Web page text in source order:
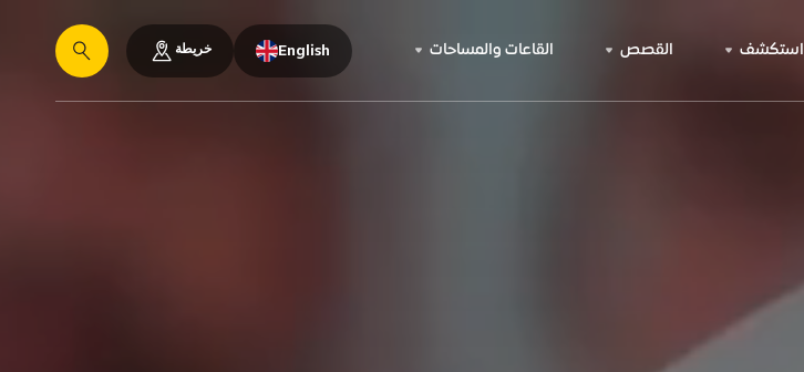
استكشف القصص القاعات والمساحات English خريطة
يبحث